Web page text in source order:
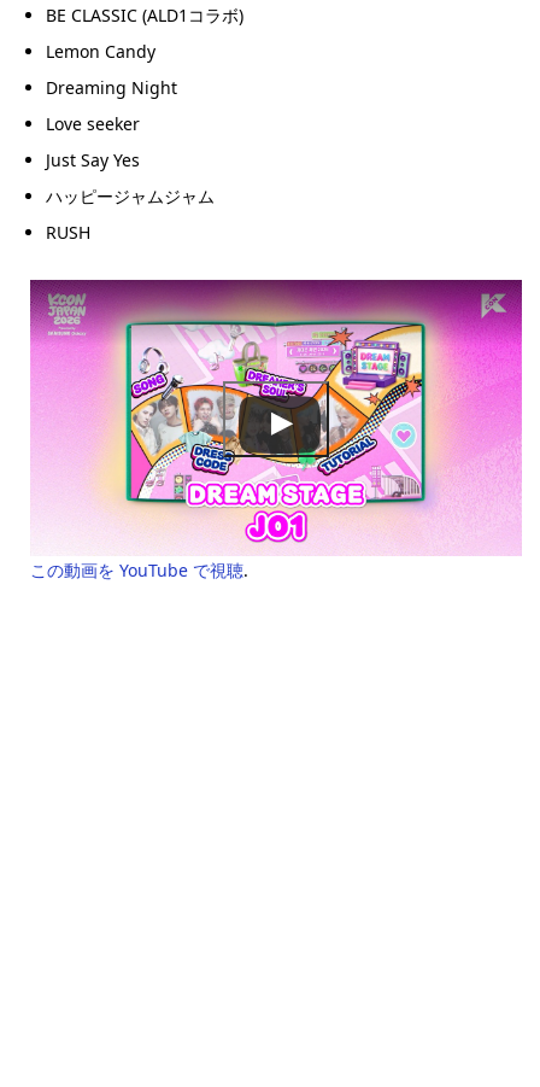
BE CLASSIC (ALD1コラボ)
Lemon Candy
Dreaming Night
Love seeker
Just Say Yes
ハッピージャムジャム
RUSH
この動画を YouTube で視聴.